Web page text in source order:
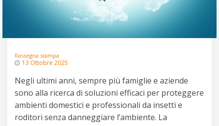
Rassegna stampa
13 Ottobre 2025
Negli ultimi anni, sempre più famiglie e aziende
sono alla ricerca di soluzioni efficaci per proteggere
ambienti domestici e professionali da insetti e
roditori senza danneggiare l’ambiente. La